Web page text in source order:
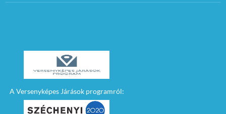
A Versenyképes Járások programról: